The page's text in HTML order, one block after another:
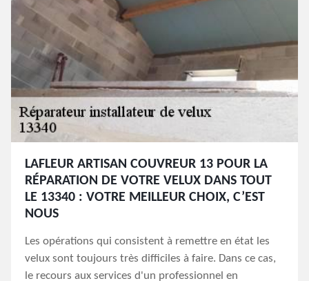
LAFLEUR ARTISAN COUVREUR 13 POUR LA
RÉPARATION DE VOTRE VELUX DANS TOUT
LE 13340 : VOTRE MEILLEUR CHOIX, C’EST
NOUS
Les opérations qui consistent à remettre en état les
velux sont toujours très difficiles à faire. Dans ce cas,
le recours aux services d'un professionnel en